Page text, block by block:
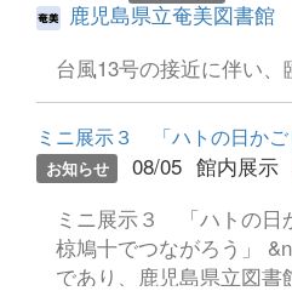
鹿児島県立奄美図書館
台風13号の接近に伴い、
お知らせ 08/05 館内展示
ミニ展示３ 「ハトの日
椋鳩十でつながろう」
であり、鹿児島県立図書